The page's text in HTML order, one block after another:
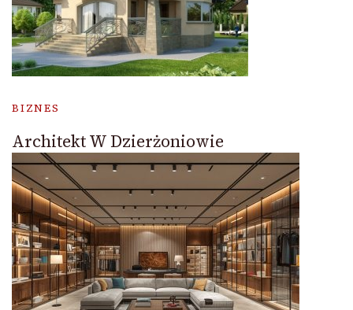
BIZNES
Architekt W Dzierżoniowie